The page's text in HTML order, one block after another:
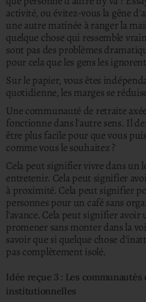
activité, ou évitez-vous la gêne
une autre matinée à ranger la
quelque chose qui ressemble
sont pas des problèmes
pour cela que les gens les
Sur le papier, vous êtes
quotidienne, les marges se
Une communauté de retraite
fonctionne dans l'autre sens. Il
être plus facile pour que vous
comme vous le souhaitez ?
Cela peut signifier vivre dans un
entretenir. Cela peut signifier
à proximité. Cela peut signifier
personnes pour un café sans
l'avance. Cela peut signifier avoir
promener sans monter dans la
savoir que si quelque chose
pas complètement isolé.
Idée reçue 3 : Les
institutionnelles